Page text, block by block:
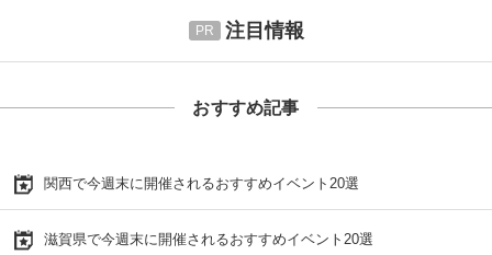
注目情報
おすすめ記事
関西で今週末に開催されるおすすめイベント20選
滋賀県で今週末に開催されるおすすめイベント20選